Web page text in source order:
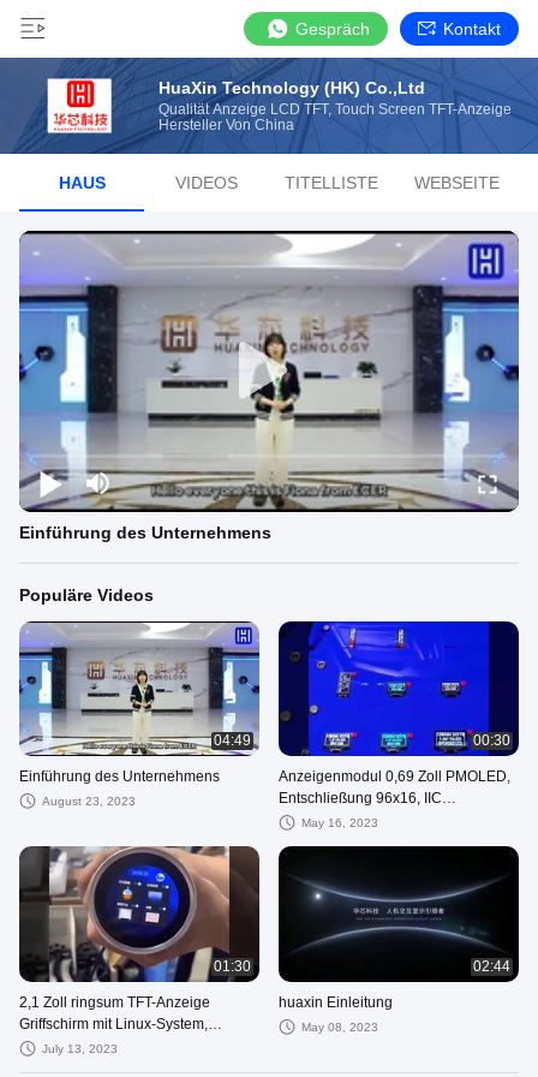
Gespräch Kontakt
HuaXin Technology (HK) Co.,Ltd
Qualität Anzeige LCD TFT, Touch Screen TFT-Anzeige
Hersteller Von China
HAUS VIDEOS TITELLISTE WEBSEITE
Einführung des Unternehmens
Populäre Videos
04:49
Einführung des Unternehmens
August 23, 2023
00:30
Anzeigenmodul 0,69 Zoll PMOLED,
Entschließung 96x16, IIC
Schnittstelle, ICSSD1306 fahrend
May 16, 2023
01:30
2,1 Zoll ringsum TFT-Anzeige
Griffschirm mit Linux-System,
480x480 Entschließung, RGB-
July 13, 2023
02:44
huaxin Einleitung
May 08, 2023